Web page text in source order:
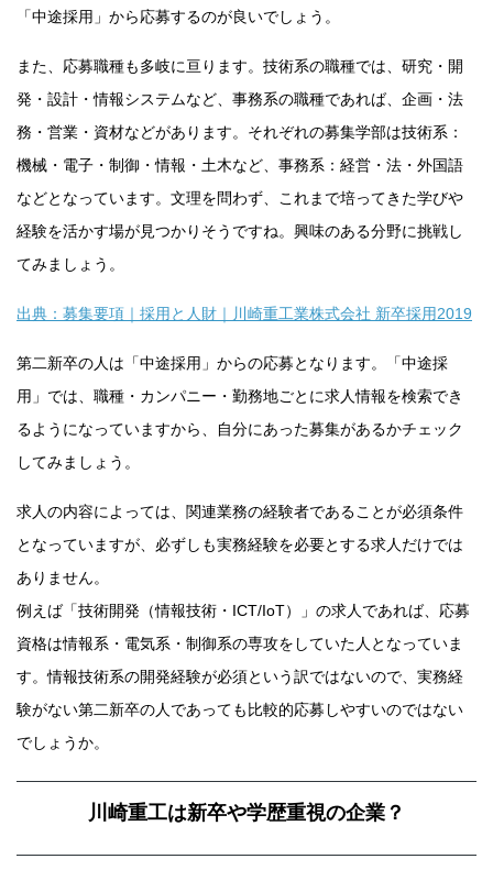
「中途採用」から応募するのが良いでしょう。
また、応募職種も多岐に亘ります。技術系の職種では、研究・開
発・設計・情報システムなど、事務系の職種であれば、企画・法
務・営業・資材などがあります。それぞれの募集学部は技術系：
機械・電子・制御・情報・土木など、事務系：経営・法・外国語
などとなっています。文理を問わず、これまで培ってきた学びや
経験を活かす場が見つかりそうですね。興味のある分野に挑戦し
てみましょう。
出典：募集要項｜採用と人財｜川崎重工業株式会社 新卒採用2019
第二新卒の人は「中途採用」からの応募となります。「中途採
用」では、職種・カンパニー・勤務地ごとに求人情報を検索でき
るようになっていますから、自分にあった募集があるかチェック
してみましょう。
求人の内容によっては、関連業務の経験者であることが必須条件
となっていますが、必ずしも実務経験を必要とする求人だけでは
ありません。
例えば「技術開発（情報技術・ICT/IoT）」の求人であれば、応募
資格は情報系・電気系・制御系の専攻をしていた人となっていま
す。情報技術系の開発経験が必須という訳ではないので、実務経
験がない第二新卒の人であっても比較的応募しやすいのではない
でしょうか。
川崎重工は新卒や学歴重視の企業？